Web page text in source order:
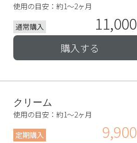
使用の目安：約1〜2ヶ月
通常購入
11,000
購入する
クリーム
使用の目安：約1〜2ヶ月
定期購入
9,900